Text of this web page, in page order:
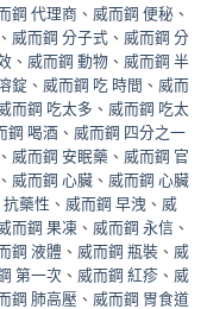
鋼 代理商 、 威而鋼 便秘 、
、 威而鋼 分子式 、 威而鋼 分
、 威而鋼 動物 、 威而鋼 半
錠 、 威而鋼 吃 時間 、 威而
而鋼 吃太多 、 威而鋼 吃太
鋼 喝酒 、 威而鋼 四分之一
、 威而鋼 安眠藥 、 威而鋼 官
、 威而鋼 心臟 、 威而鋼 心臟
抗藥性 、 威而鋼 早洩 、 威
而鋼 果凍 、 威而鋼 永信 、
鋼 液體 、 威而鋼 瓶裝 、 威
第一次 、 威而鋼 紅疹 、 威
鋼 肺高壓 、 威而鋼 胃食道